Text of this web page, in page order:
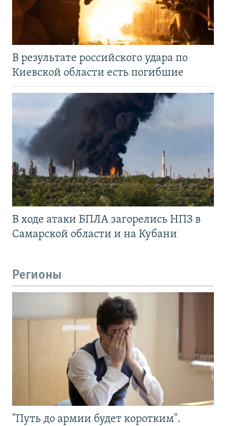
В результате российского удара по
Киевской области есть погибшие
В ходе атаки БПЛА загорелись НПЗ в
Самарской области и на Кубани
Регионы
"Путь до армии будет коротким".